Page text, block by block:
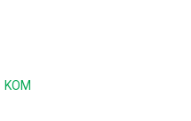
KOM